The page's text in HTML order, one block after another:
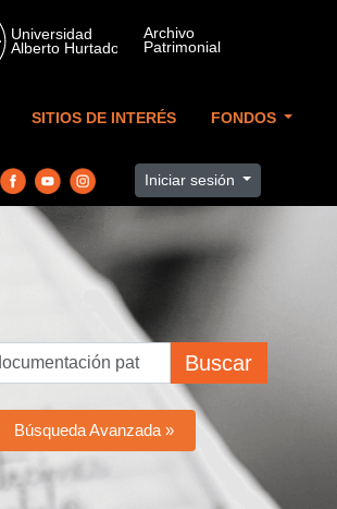
SITIOS DE INTERÉS FONDOS
Iniciar sesión
Buscar
Búsqueda Avanzada »